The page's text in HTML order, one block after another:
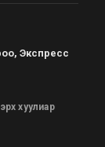
Экспресс
хуулиар